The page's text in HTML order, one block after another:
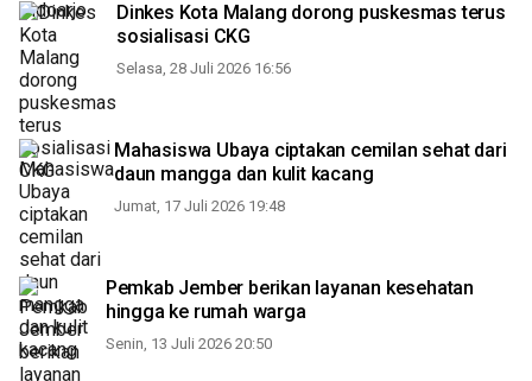
Dinkes Kota Malang dorong puskesmas terus
sosialisasi CKG
Selasa, 28 Juli 2026 16:56
Mahasiswa Ubaya ciptakan cemilan sehat dari
daun mangga dan kulit kacang
Jumat, 17 Juli 2026 19:48
Pemkab Jember berikan layanan kesehatan
hingga ke rumah warga
Senin, 13 Juli 2026 20:50